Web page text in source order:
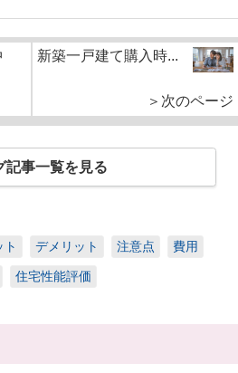
新築一戸建て購入時...
＞次のページ
記事一覧を見る
ト デメリット 注意点 費用
住宅性能評価